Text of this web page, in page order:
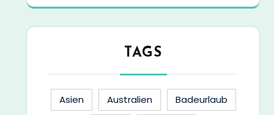
TAGS
Asien Australien
Badeurlaub